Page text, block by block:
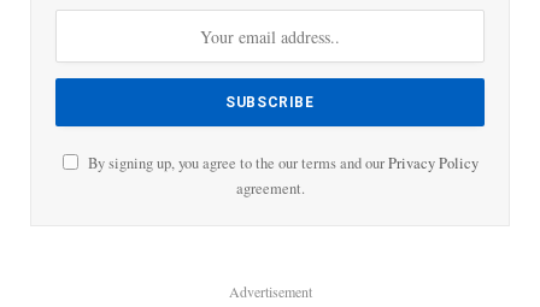
By signing up, you agree to the our terms and ourPrivacy Policy
agreement.
Advertisement